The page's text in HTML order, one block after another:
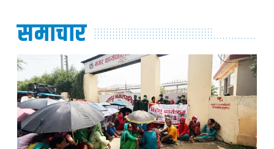
समाचार